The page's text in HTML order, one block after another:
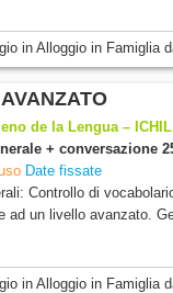
in Alloggio in Famiglia
de la Lengua –
+ conversazione
Date fissate
Controllo di
ad un livello avanzato.
in Alloggio in Famiglia